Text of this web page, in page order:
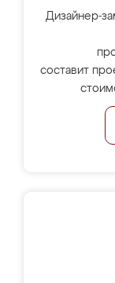
Дизайнер-
составит